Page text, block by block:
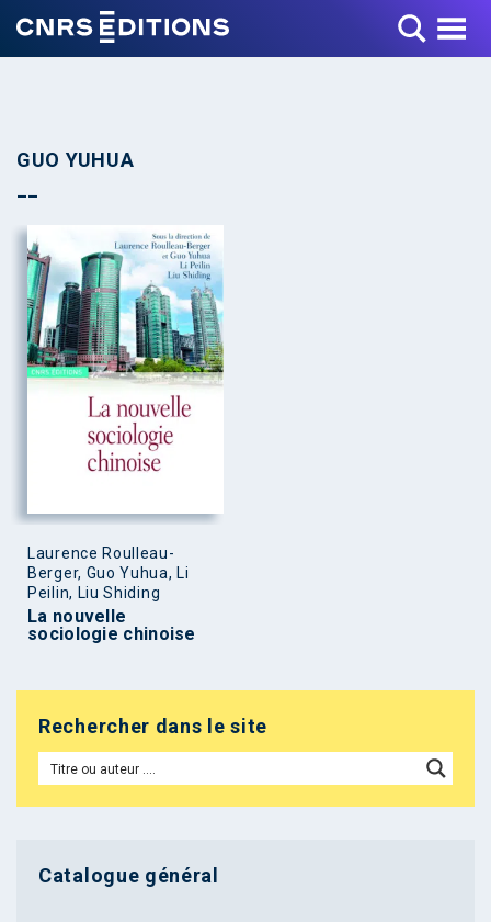
Toggle Menu
GUO YUHUA
Laurence Roulleau-
Berger, Guo Yuhua, Li
Peilin, Liu Shiding
La nouvelle
sociologie chinoise
Rechercher dans le site
Catalogue général